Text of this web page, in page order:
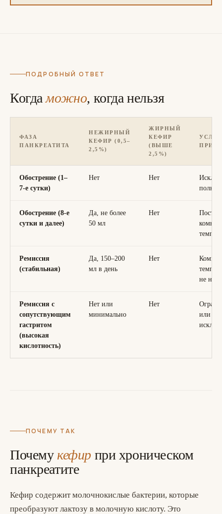
ПОДРОБНЫЙ ОТВЕТ
Когдаможно, когда нельзя
ФАЗА
ПАНКРЕАТИТА
НЕЖИРНЫЙ
КЕФИР (0,5–
2,5%)
ЖИРНЫЙ
КЕФИР
(ВЫШЕ
2,5%)
Обострение (1–
7-е сутки)
Нет Нет
Обострение (8-е
сутки и далее)
Да, не более
50 мл
Нет
Ремиссия
(стабильная)
Да, 150–200
мл в день
Нет
не
Ремиссия с
сопутствующим
гастритом
(высокая
кислотность)
Нет или
минимально
Нет
или
ПОЧЕМУ ТАК
Почему кефирпри хроническом
панкреатите
Кефир содержит молочнокислые бактерии, которые
преобразуют лактозу в молочную кислоту. Это